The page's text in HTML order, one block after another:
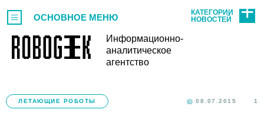
Информационно-
аналитическое
агентство
ОСНОВНОЕ МЕНЮ
КАТЕГОРИИ
НОВОСТЕЙ
ЛЕТАЮЩИЕ РОБОТЫ 08.07.2015 1